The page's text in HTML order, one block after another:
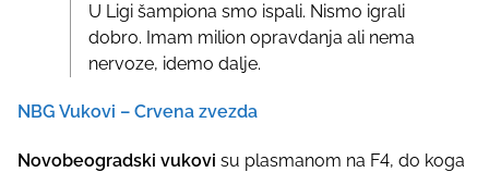
U Ligi šampiona smo ispali. Nismo igrali
dobro. Imam milion opravdanja ali nema
nervoze, idemo dalje.
NBG Vukovi – Crvena zvezda
Novobeogradski vukovi su plasmanom na F4, do koga